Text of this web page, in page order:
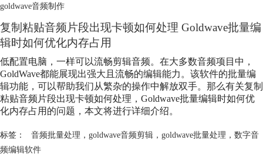
goldwave音频制作
复制粘贴音频片段出现卡顿如何处理 Goldwave批量编
辑时如何优化内存占用
低配置电脑，一样可以流畅剪辑音频。在大多数音频项目中，
GoldWave都能展现出强大且流畅的编辑能力。该软件的批量编
辑功能，可以帮助我们从繁杂的操作中解放双手。那么有关复制
粘贴音频片段出现卡顿如何处理，Goldwave批量编辑时如何优
化内存占用的问题，本文将进行详细介绍。
标签： 音频批量处理 ， goldwave音频剪辑， goldwave批量处理 ， 数字音
频编辑软件